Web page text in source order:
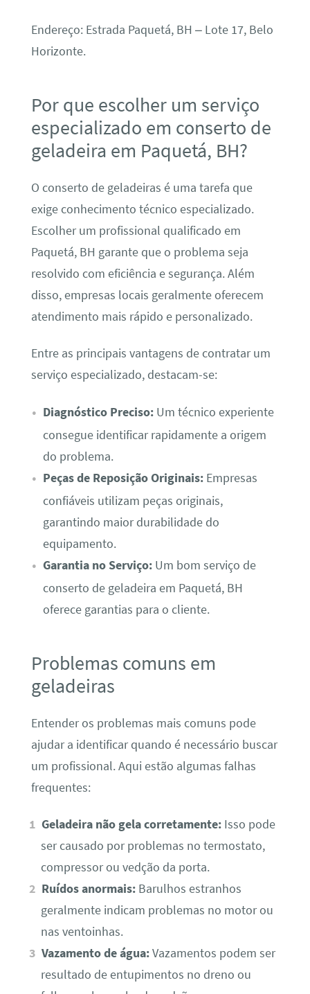
Endereço: Estrada Paquetá, BH – Lote 17, Belo
Horizonte.
Por que escolher um serviço
especializado em conserto de
geladeira em Paquetá, BH?
O conserto de geladeiras é uma tarefa que
exige conhecimento técnico especializado.
Escolher um profissional qualificado em
Paquetá, BH garante que o problema seja
resolvido com eficiência e segurança. Além
disso, empresas locais geralmente oferecem
atendimento mais rápido e personalizado.
Entre as principais vantagens de contratar um
serviço especializado, destacam-se:
Diagnóstico Preciso:Um técnico experiente
consegue identificar rapidamente a origem
do problema.
Peças de Reposição Originais:Empresas
confiáveis utilizam peças originais,
garantindo maior durabilidade do
equipamento.
Garantia no Serviço:Um bom serviço de
conserto de geladeira em Paquetá, BH
oferece garantias para o cliente.
Problemas comuns em
geladeiras
Entender os problemas mais comuns pode
ajudar a identificar quando é necessário buscar
um profissional. Aqui estão algumas falhas
frequentes:
Geladeira não gela corretamente: Isso pode
ser causado por problemas no termostato,
compressor ou vedção da porta.
Ruídos anormais: Barulhos estranhos
geralmente indicam problemas no motor ou
nas ventoinhas.
Vazamento de água:Vazamentos podem ser
resultado de entupimentos no dreno ou